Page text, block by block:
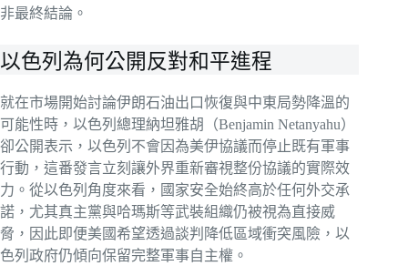
非最終結論。
以色列為何公開反對和平進程
就在市場開始討論伊朗石油出口恢復與中東局勢降溫的
可能性時，以色列總理納坦雅胡（Benjamin Netanyahu）
卻公開表示，以色列不會因為美伊協議而停止既有軍事
行動，這番發言立刻讓外界重新審視整份協議的實際效
力。從以色列角度來看，國家安全始終高於任何外交承
諾，尤其真主黨與哈瑪斯等武裝組織仍被視為直接威
脅，因此即便美國希望透過談判降低區域衝突風險，以
色列政府仍傾向保留完整軍事自主權。